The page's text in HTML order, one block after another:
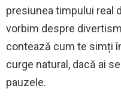
presiunea timpului real
vorbim despre
contează cum te simți
curge natural, dacă ai
pauzele.